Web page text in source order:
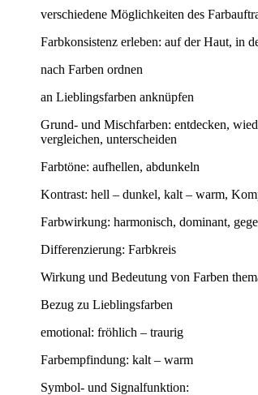
verschiedene Möglichkeiten des
Farbkonsistenz erleben: auf der Haut, in
nach Farben ordnen
an Lieblingsfarben anknüpfen
Grund- und Mischfarben: entdecken,
vergleichen, unterscheiden
Farbtöne: aufhellen, abdunkeln
Kontrast: hell – dunkel, kalt – warm,
Farbwirkung: harmonisch, dominant,
Differenzierung: Farbkreis
Wirkung und Bedeutung von Farben
Bezug zu Lieblingsfarben
emotional: fröhlich – traurig
Farbempfindung: kalt – warm
Symbol- und Signalfunktion: